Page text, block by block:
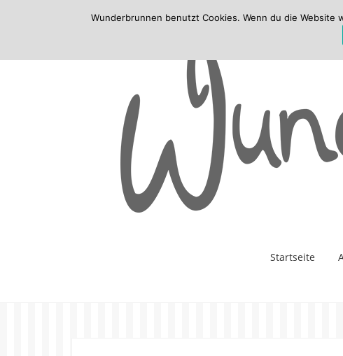
Startseite
Wunderbrunnen benutzt Cookies. Wenn du die